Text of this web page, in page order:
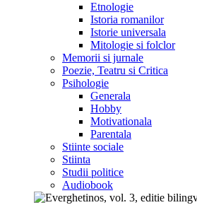
Etnologie
Istoria romanilor
Istorie universala
Mitologie si folclor
Memorii si jurnale
Poezie, Teatru si Critica
Psihologie
Generala
Hobby
Motivationala
Parentala
Stiinte sociale
Stiinta
Studii politice
Audiobook